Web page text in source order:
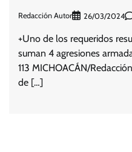
Redacción Autor 26/03/2024
+Uno de los requeridos
suman 4 agresiones
113 MICHOACÁN/
de […]